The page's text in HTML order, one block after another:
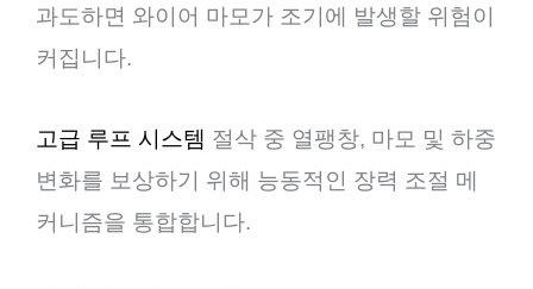
과도하면 와이어 마모가 조기에 발생할 위험이
커집니다.
고급 루프 시스템 절삭 중 열팽창, 마모 및 하중
변화를 보상하기 위해 능동적인 장력 조절 메
커니즘을 통합합니다.